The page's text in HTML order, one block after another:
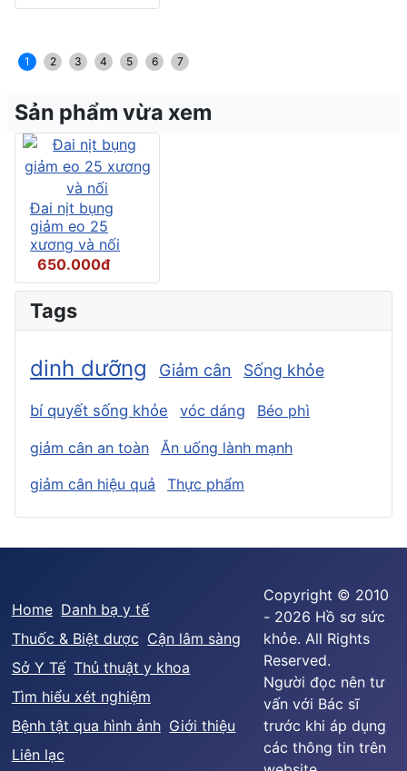
1 2 3 4 5 6 7
Sản phẩm vừa xem
Đai nịt bụng
giảm eo 25
xương và nối
650.000đ
Tags
dinh dưỡng Giảm cân Sống khỏe
bí quyết sống khỏe vóc dáng Béo phì
giảm cân an toàn
Ăn uống lành mạnh
giảm cân hiệu quả
Thực phẩm
Home Danh bạ y tế
Thuốc & Biệt dược Cận lâm sàng
Sở Y Tế Thủ thuật y khoa
Tìm hiểu xét nghiệm
Bệnh tật qua hình ảnh Giới thiệu
Liên lạc
Copyright © 2010
- 2026 Hồ sơ sức
khỏe. All Rights
Reserved.
Người đọc nên tư
vấn với Bác sĩ
trước khi áp dụng
các thông tin trên